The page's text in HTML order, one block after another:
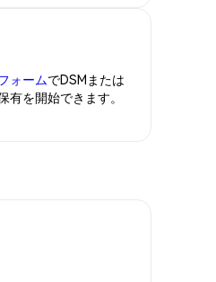
ォームでDSMまたは
を開始できます。